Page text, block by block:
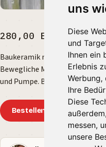
uns
Diese
und
Ihnen ein
Erlebnis
Werbung,
Ihre
Diese
messen,
unsere
280,00 EUR
Baukeramik mit engobierten
Bewegliche Mechanik aus
und Pumpe. Breite ca. 60cm,
Bestellen